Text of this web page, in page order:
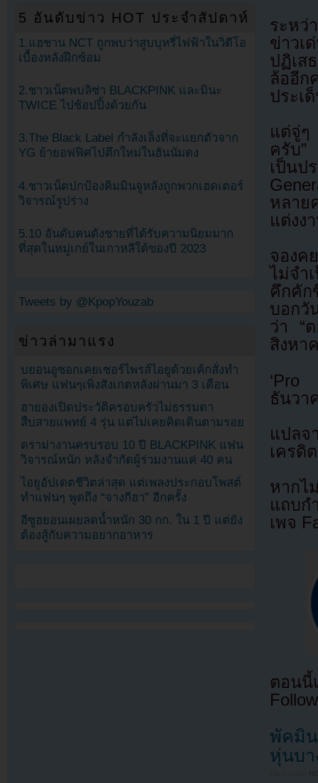
ระหว่
ข่าวเ
ปฏิเส
ล้ออีก
ประเ
แต่จู่
ครับ”
เป็นป
หลา
แต่งง
จองค
ไม่จำ
คึกคัก
บอกวั
ว่า “
สิงหา
‘Pro
ธันวา
แปล
เครดิ
หากไ
แถบก
เพจ
ตอนนี้
พัคมิน
หุ่นบา
5 อันดับข่าว HOT ประจำสัปดาห์
1.แฮชาน NCT ถูกพบว่าสูบบุหรี่ไฟฟ้าในวิดีโอ
เบื้องหลังฝึกซ้อม
2.ชาวเน็ตพบลิซ่า BLACKPINK และมินะ
TWICE ไปช้อปปิ้งด้วยกัน
3.The Black Label กำลังเล็งที่จะแยกตัวจาก
YG ย้ายอฟฟิศไปตึกใหม่ในฮันนัมดง
4.ชาวเน็ตปกป้องคิมมินจูหลังถูกพวกเฮดเตอร์
วิจารณ์รูปร่าง
5.10 อันดับคนดังชายที่ได้รับความนิยมมาก
ที่สุดในหมู่เกย์ในเกาหลีใต้ของปี 2023
Tweets by @KpopYouzab
ข่าวล่ามาแรง
บยอนอูซอกเคยเซอร์ไพรส์ไอยูด้วยเค้กสั่งทำ
พิเศษ แฟนๆเพิ่งสังเกตหลังผ่านมา 3 เดือน
ฮายองเปิดประวัติครอบครัวไม่ธรรมดา
สืบสายแพทย์ 4 รุ่น แต่ไม่เคยคิดเดินตามรอย
ดราม่างานครบรอบ 10 ปี BLACKPINK แฟน
วิจารณ์หนัก หลังจำกัดผู้ร่วมงานแค่ 40 คน
ไอยูอัปเดตชีวิตล่าสุด แต่เพลงประกอบโพสต์
ทำแฟนๆ พูดถึง “จางกีฮา” อีกครั้ง
อีซูฮยอนเผยลดน้ำหนัก 30 กก. ใน 1 ปี แต่ยัง
ต้องสู้กับความอยากอาหาร